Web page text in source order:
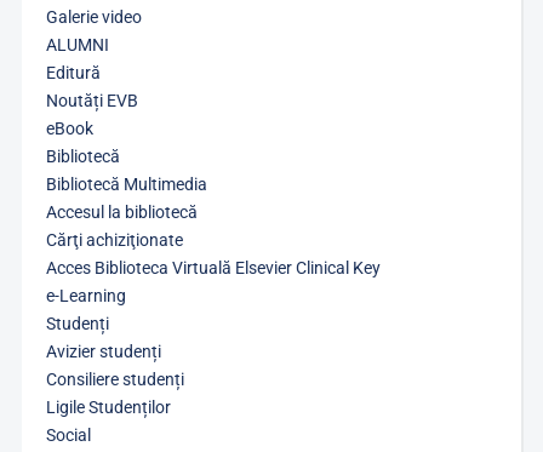
Galerie video
ALUMNI
Editură
Noutăți EVB
eBook
Bibliotecă
Bibliotecă Multimedia
Accesul la bibliotecă
Cărţi achiziţionate
Acces Biblioteca Virtuală Elsevier Clinical Key
e-Learning
Studenți
Avizier studenți
Consiliere studenți
Ligile Studenților
Social